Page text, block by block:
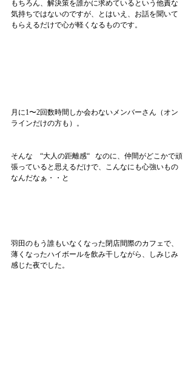
もちろん、解決策を誰かに求めているという他責な
気持ちではないのですが、とはいえ、お話を聞いて
もらえるだけで心が軽くなるものです。
月に1〜2回数時間しか会わないメンバーさん（オン
ラインだけの方も）。
そんな　“大人の距離感“   なのに、仲間がどこかで頑
張っていると思えるだけで、こんなにも心強いもの
なんだなぁ・・と
羽田のもう誰もいなくなった閉店間際のカフェで、
薄くなったハイボールを飲み干しながら、しみじみ
感じた夜でした。